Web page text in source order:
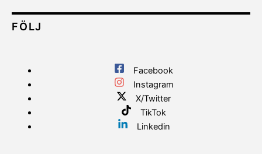
FÖLJ
Facebook
Instagram
X/Twitter
TikTok
Linkedin